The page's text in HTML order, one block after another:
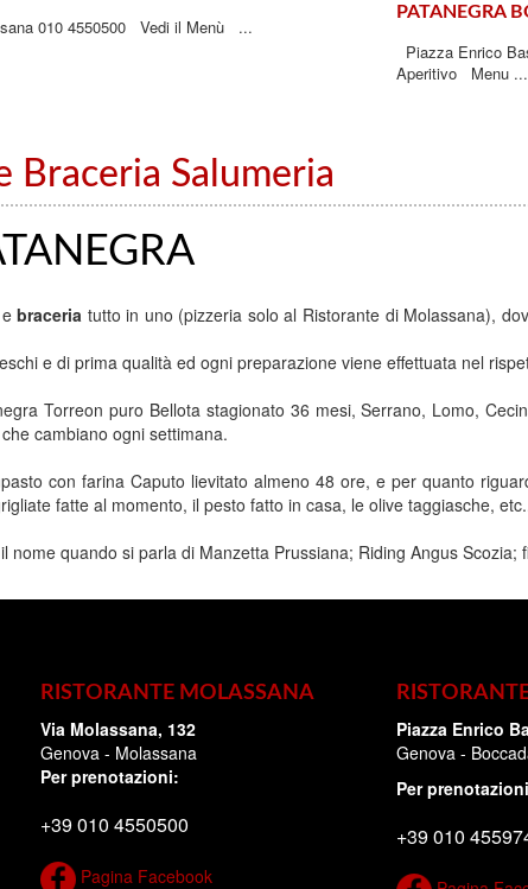
010 4550500 Vedi il Menù ...
PATANEGRA
Piazza Enrico
Aperitivo Menu ...
Salumeria
ebraceria tutto in uno (pizzeria solo al Ristorante di Molassana),
e di prima qualità ed ogni preparazione viene effettuata nel
Torreon puro Bellota stagionato 36 mesi, Serrano, Lomo,
cambiano ogni settimana.
con farina Caputo lievitato almeno 48 ore, e per quanto
fatte al momento, il pesto fatto in casa, le olive taggiasche,
nome quando si parla di Manzetta Prussiana; Riding Angus
RISTORANTE MOLASSANA
Via Molassana, 132
Genova - Molassana
Per prenotazioni:
+39 010 4550500
Pagina Facebook
Piazza Enrico
Genova -
Per
+39 010